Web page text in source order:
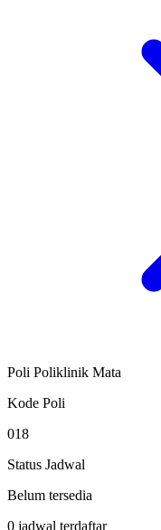
Poli Poliklinik Mata
Kode Poli
018
Status Jadwal
Belum tersedia
0 jadwal terdaftar